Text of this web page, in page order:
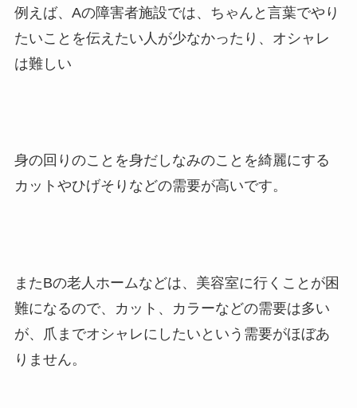
例えば、Aの障害者施設では、ちゃんと言葉でやり
たいことを伝えたい人が少なかったり、オシャレ
は難しい
身の回りのことを身だしなみのことを綺麗にする
カットやひげそりなどの需要が高いです。
またBの老人ホームなどは、美容室に行くことが困
難になるので、カット、カラーなどの需要は多い
が、爪までオシャレにしたいという需要がほぼあ
りません。